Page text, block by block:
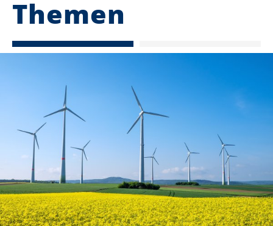
Themen